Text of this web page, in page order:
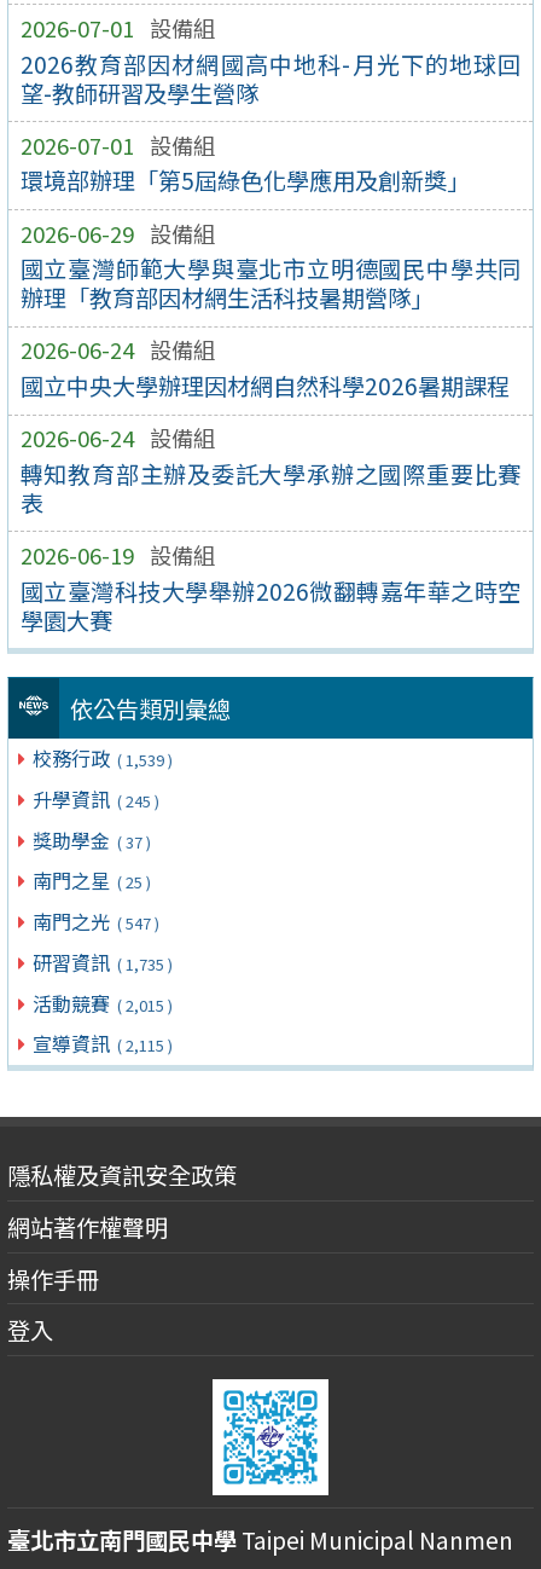
2026-07-01 設備組
2026教育部因材網國高中地科-月光下的地球回
望-教師研習及學生營隊
2026-07-01 設備組
環境部辦理「第5屆綠色化學應用及創新獎」
2026-06-29 設備組
國立臺灣師範大學與臺北市立明德國民中學共同
辦理「教育部因材網生活科技暑期營隊」
2026-06-24 設備組
國立中央大學辦理因材網自然科學2026暑期課程
2026-06-24 設備組
轉知教育部主辦及委託大學承辦之國際重要比賽
表
2026-06-19 設備組
國立臺灣科技大學舉辦2026微翻轉嘉年華之時空
學園大賽
依公告類別彙總
校務行政 ( 1,539 )
升學資訊 ( 245 )
獎助學金 ( 37 )
南門之星 ( 25 )
南門之光 ( 547 )
研習資訊 ( 1,735 )
活動競賽 ( 2,015 )
宣導資訊 ( 2,115 )
隱私權及資訊安全政策
網站著作權聲明
操作手冊
登入
臺北市立南門國民中學Taipei Municipal Nanmen